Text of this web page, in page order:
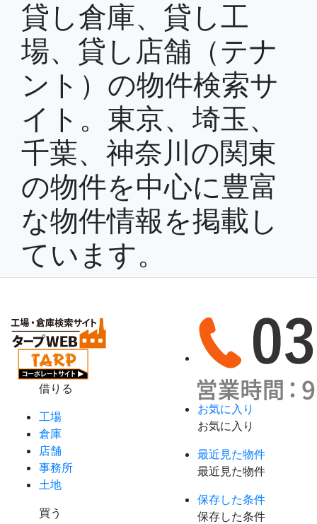
貸し倉庫、貸し工
場、貸し店舗（テナ
ント）の物件検索サ
イト。東京、埼玉、
千葉、神奈川の関東
の物件を中心に豊富
な物件情報を掲載し
ています。
借りる
工場
倉庫
店舗
事務所
土地
買う
お気に入り
お気に入り
最近見た物件
最近見た物件
保存した条件
保存した条件